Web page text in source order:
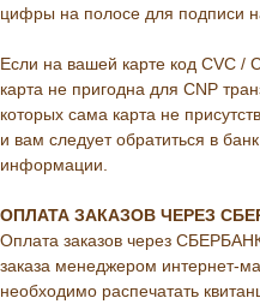
цифры на полосе для подписи
Если на вашей карте код CVC /
карта не пригодна для CNP
которых сама карта не
и вам следует обратиться в
информации.
ОПЛАТА ЗАКАЗОВ ЧЕРЕЗ
Оплата заказов через
заказа менеджером интернет-
необходимо распечатать